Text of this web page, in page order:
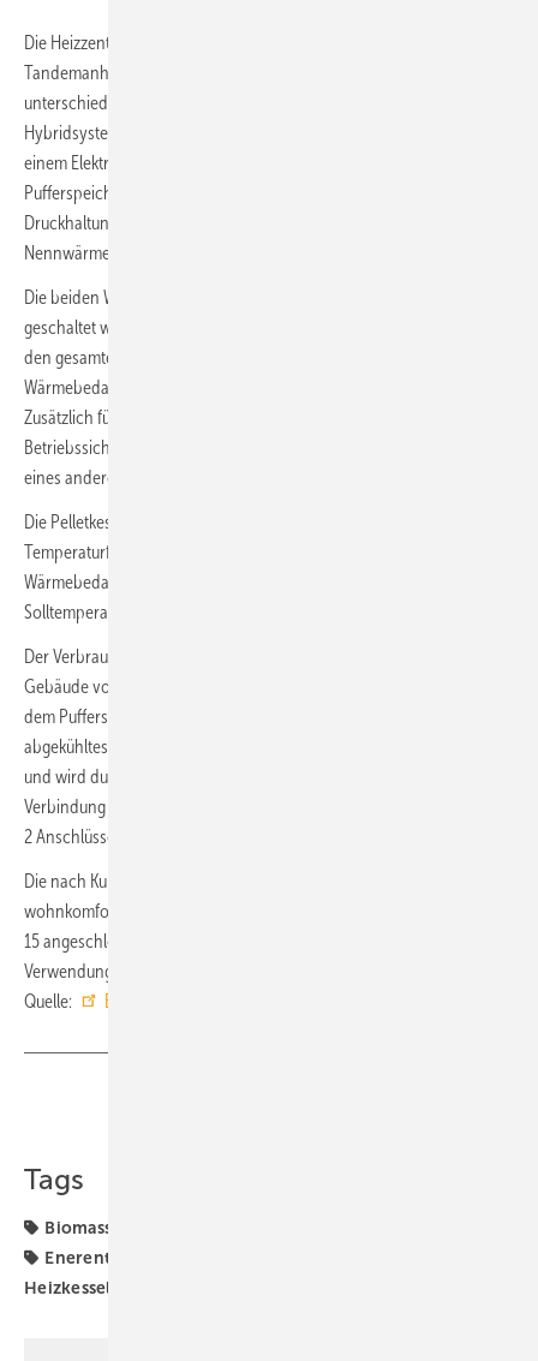
Die Heizzentrale ist in einem – für den Straßenverkehr zugelassenen –
Tandemanhänger verbaut, was einen mobilen Einsatz an
unterschiedlichen Orten ermöglicht. Die Anlage besteht aus einem
Hybridsystem mit 2 Wärmeerzeugern, einem Pellet-Heizkessel und
einem Elektro-Heizgerät mit einer Leistung von 21 kW sowie einem
Pufferspeicher mit einem Fassungsvermögen von 1500 Litern und
Druckhaltung. Hauptwärmeerzeuger ist der Pellet-Heizkessel mit einer
Nennwärmeleistung von 135 kW.
Die beiden Wärmeerzeuger können in einer Kaskade, also parallel,
geschaltet werden. Der Vorteil einer Kaskade besteht darin, dass über
den gesamten Leistungsbereich eine optimale Anpassung an den
Wärmebedarf – ähnlich der Modulation – gewährleistet werden kann.
Zusätzlich führt eine Kaskadenlösung zu einer höheren
Betriebssicherheit, da im Störungsfall jedes Heizgerät die Funktion
eines anderen übernehmen kann.
Die Pelletkessel-Regelung wird durch 4 im Pufferspeicher befindliche
Temperaturfühler, gesteuert. Sie ermitteln kontinuierlich den
Wärmebedarf. Erreicht das Heizwasser die angegebene
Solltemperatur, schaltet sich der Kessel ab.
Der Verbraucherheizkreis verbindet den Pufferspeicher mit der im
Gebäude vorhandenen Heizungsanlage. Das heiße Heizwasser aus
dem Pufferspeicher wird über Vorlauf in die Heizungsanlage geführt;
abgekühltes Wasser kehrt als Rücklauf in den Pufferspeicher zurück
und wird durch die Verbrennung der Pellets erneut erwärmt. Für die
Verbindung des Verbrauchers mit der Anlage sind am Anhänger
2 Anschlüsse Storz C für Vor- und Rücklauf vorgesehen.
Die nach Kundenwunsch gebaute mobile Heizzentrale stellt die
wohnkomfortable Wärmeversorgung in einem Gebäudenetz mit
15 angeschlossenen Gebäuden in Großen Linden, ohne die
Verwendung fossiler Brennstoffe, für die nächsten Jahre sicher. ■
Quelle:
Enerent
Tags
Biomasse
Enerent
Heizkessel